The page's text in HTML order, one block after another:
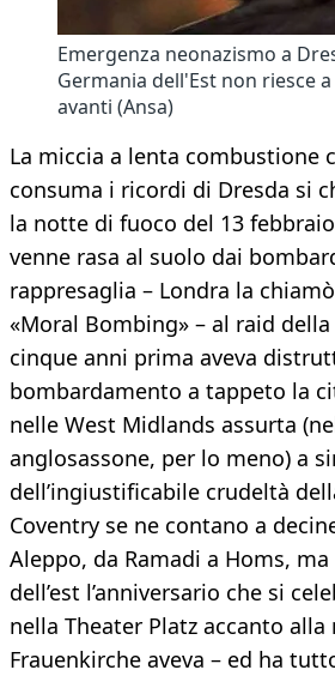
Emergenza neonazismo a
Germania dell'Est non riesce
avanti (Ansa)
La miccia a lenta combustione
consuma i ricordi di Dresda si
la notte di fuoco del 13
venne rasa al suolo dai
rappresaglia – Londra la
«Moral Bombing» – al raid
cinque anni prima aveva
bombardamento a tappeto la
nelle West Midlands assurta
anglosassone, per lo meno) a
dell’ingiustificabile crudeltà
Coventry se ne contano a
Aleppo, da Ramadi a Homs,
dell’est l’anniversario che si
nella Theater Platz accanto alla
Frauenkirche aveva – ed ha